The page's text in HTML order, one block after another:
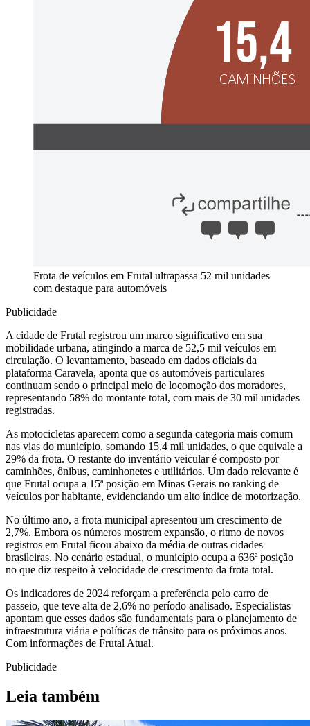
Frota de veículos em Frutal ultrapassa 52 mil unidades
com destaque para automóveis
Publicidade
A cidade de Frutal registrou um marco significativo em sua
mobilidade urbana, atingindo a marca de 52,5 mil veículos em
circulação. O levantamento, baseado em dados oficiais da
plataforma Caravela, aponta que os automóveis particulares
continuam sendo o principal meio de locomoção dos moradores,
representando 58% do montante total, com mais de 30 mil unidades
registradas.
As motocicletas aparecem como a segunda categoria mais comum
nas vias do município, somando 15,4 mil unidades, o que equivale a
29% da frota. O restante do inventário veicular é composto por
caminhões, ônibus, caminhonetes e utilitários. Um dado relevante é
que Frutal ocupa a 15ª posição em Minas Gerais no ranking de
veículos por habitante, evidenciando um alto índice de motorização.
No último ano, a frota municipal apresentou um crescimento de
2,7%. Embora os números mostrem expansão, o ritmo de novos
registros em Frutal ficou abaixo da média de outras cidades
brasileiras. No cenário estadual, o município ocupa a 636ª posição
no que diz respeito à velocidade de crescimento da frota total.
Os indicadores de 2024 reforçam a preferência pelo carro de
passeio, que teve alta de 2,6% no período analisado. Especialistas
apontam que esses dados são fundamentais para o planejamento de
infraestrutura viária e políticas de trânsito para os próximos anos.
Com informações de Frutal Atual.
Publicidade
Leia também